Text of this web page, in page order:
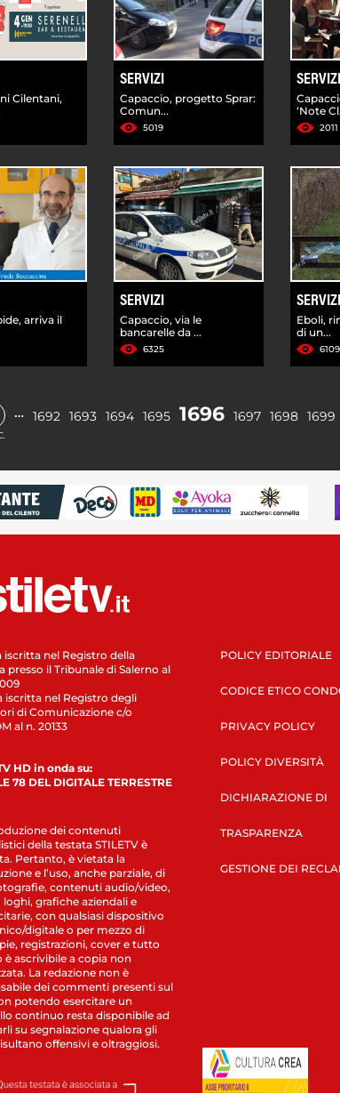
Cilentani,
SERVIZI
Capaccio, progetto Sprar:
Comun...
5019
SERVIZI
‘Note
2011
arriva il
SERVIZI
Capaccio, via le
bancarelle da ...
6325
SERVIZI
Eboli,
di un...
6109
… 1692 1693 1694 1695 1696 1697 1698 1699
iscritta nel Registro della
presso il Tribunale di Salerno al
iscritta nel Registro degli
di Comunicazione c/o
al n. 20133
HD in onda su:
78 DEL DIGITALE TERRESTRE
dei contenuti
della testata STILETV è
Pertanto, è vietata la
e l’uso, anche parziale, di
contenuti audio/video,
grafiche aziendali e
con qualsiasi dispositivo
digitale o per mezzo di
registrazioni, cover e tutto
è ascrivibile a copia non
La redazione non è
dei commenti presenti sul
potendo esercitare un
continuo resta disponibile ad
su segnalazione qualora gli
offensivi e oltraggiosi.
POLICY EDITORIALE
CODICE ETICO
PRIVACY POLICY
POLICY DIVERSITÀ
DICHIARAZIONE DI
TRASPARENZA
GESTIONE DEI